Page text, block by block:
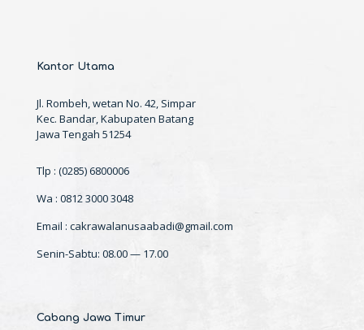
Kantor Utama
Jl. Rombeh, wetan No. 42, Simpar
Kec. Bandar, Kabupaten Batang
Jawa Tengah 51254
Tlp : (0285) 6800006
Wa : 0812 3000 3048
Email : cakrawalanusaabadi@gmail.com
Senin-Sabtu: 08.00 — 17.00
Cabang Jawa Timur